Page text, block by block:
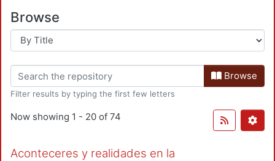
Browse
Browse
Filter results by typing the first few letters
Now showing 1 - 20 of 74
Aconteceres y realidades en la